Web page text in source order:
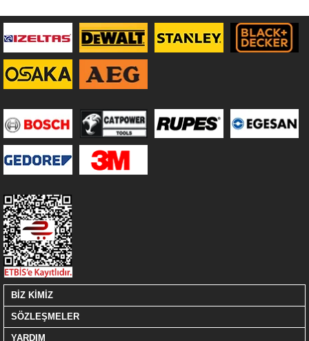
BİZ KİMİZ
SÖZLEŞMELER
YARDIM